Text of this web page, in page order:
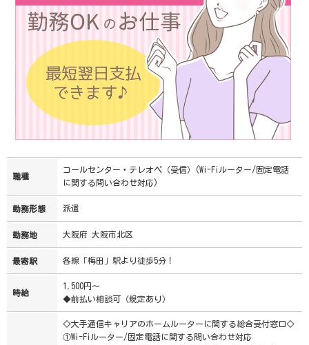
職種
コールセンター・テレオペ（受信）(Wi-Fiルーター/固定電話
に関する問い合わせ対応)
勤務形態 派遣
勤務地 大阪府 大阪市北区
最寄駅 各線「梅田」駅より徒歩5分！
時給
1,500円～
◆前払い相談可（規定あり）
◇大手通信キャリアのホームルーターに関する総合受付窓口◇
①Wi-Fiルーター/固定電話に関する問い合わせ対応